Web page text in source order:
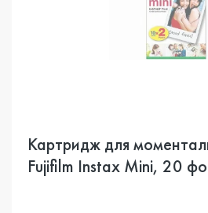
Картридж для
Fujifilm Instax Mini, 20